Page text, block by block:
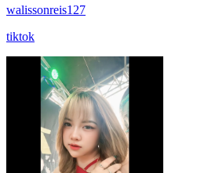
walissonreis127
tiktok